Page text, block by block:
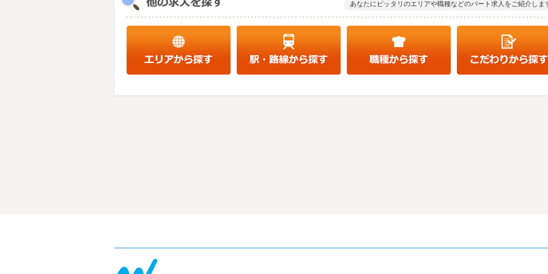
あなたにピッタリのエリアや職種などのパート求人をご紹介しま